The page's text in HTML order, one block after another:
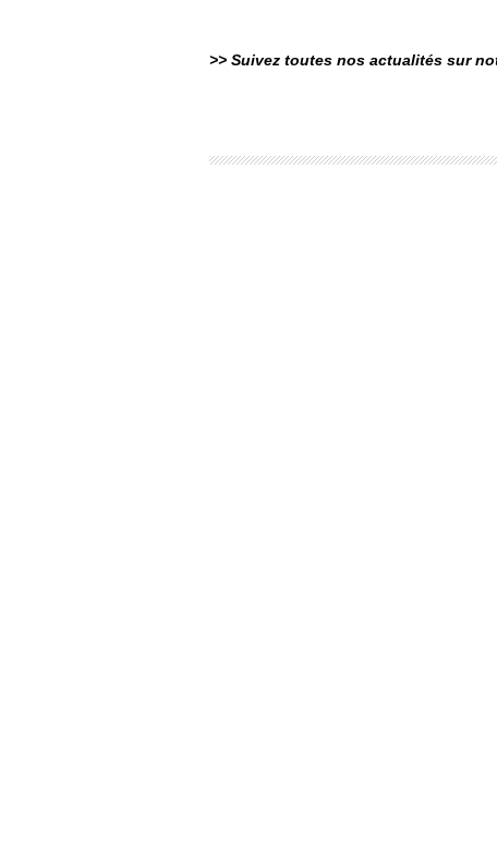
>> Suivez toutes nos actualités sur